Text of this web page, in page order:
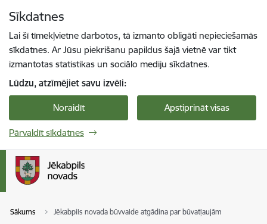
Sīkdatnes
Lai šī tīmekļvietne darbotos, tā izmanto obligāti nepieciešamās
sīkdatnes. Ar Jūsu piekrišanu papildus šajā vietnē var tikt
izmantotas statistikas un sociālo mediju sīkdatnes.
Lūdzu, atzīmējiet savu izvēli:
Noraidīt Apstiprināt visas
Pārvaldīt sīkdatnes
Sākums Jēkabpils novada būvvalde atgādina par būvatļaujām